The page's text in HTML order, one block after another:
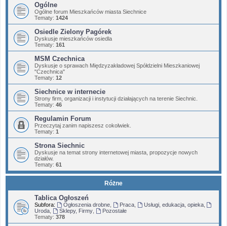
Ogólne
Ogólne forum Mieszkańców miasta Siechnice
Tematy: 1424
Osiedle Zielony Pagórek
Dyskusje mieszkańców osiedla
Tematy: 161
MSM Czechnica
Dyskusje o sprawach Międzyzakładowej Spółdzielni Mieszkaniowej
"Czechnica"
Tematy: 12
Siechnice w internecie
Strony firm, organizacji i instytucji działających na terenie Siechnic.
Tematy: 46
Regulamin Forum
Przeczytaj zanim napiszesz cokolwiek.
Tematy: 1
Strona Siechnic
Dyskusje na temat strony internetowej miasta, propozycje nowych
działów.
Tematy: 61
Różne
Tablica Ogłoszeń
Subfora: Ogłoszenia drobne, Praca, Usługi, edukacja, opieka,
Uroda
Sklepy, Firmy,
Pozostałe
Tematy: 378